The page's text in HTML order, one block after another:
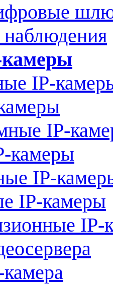
IP-
IP-
камеры
IP-
IP-камеры
IP-